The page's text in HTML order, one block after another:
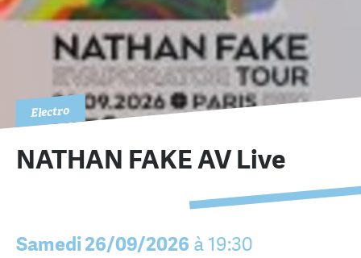
Electro
NATHAN FAKE AV Live
Samedi 26/09/2026 à 19:30